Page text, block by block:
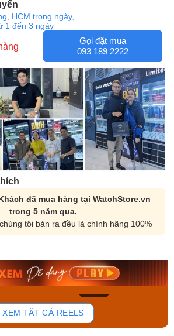
HCM trong ngày,
1 đến 3 ngày
Gọi đặt mua
093 189 2222
đã mua hàng tại WatchStore.vn
trong 5 năm qua.
tôi bán ra đều là chính hãng 100%
196
RA-
Casio Nam MTS-
Mua ngay
XEM TẤT CẢ REELS